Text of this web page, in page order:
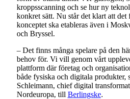
kroppsscanning och se hur ny
konkret sätt. Nu står det klart att det
konceptet ska etableras även i
och Bryssel.
– Det finns många spelare på den
behov för. Vi vill genom vårt
plattform där företag och
både fysiska och digitala produkter,
Schleimann, chief digital
Nordeuropa, till Berlingske.